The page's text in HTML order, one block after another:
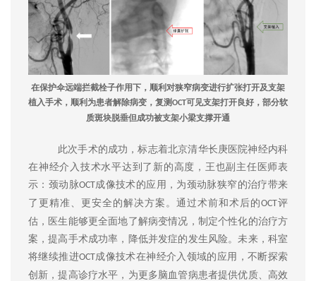
在保护伞远端拦截栓子作用下，顺利对狭窄病变进行扩张打开及支架
植入手术，顺利为患者解除病变，复测OCT可见支架打开良好，部分软
质斑块脱垂但成功被支架小梁支撑开通
此次手术的成功，标志着北京清华长庚医院神经内科
在神经介入技术水平达到了新的高度 ， 王也副主任医师表
示 ： 颈动脉OCT成像技术的应用，为颈动脉狭窄的治疗带来
了更精准、更安全的解决方案。通过术前和术后的OCT评
估，医生能够更全面地了解病变情况，制定个性化的治疗方
案，提高手术成功率，降低并发症的发生风险。未来，科室
将继续推进OCT成像技术在神经介入领域的应用，不断探索
创新，提高诊疗水平，为更多脑血管病患者提供优质、高效